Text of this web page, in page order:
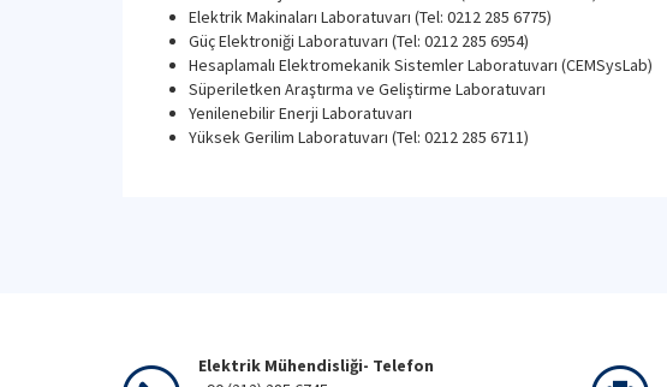
Elektrik Makinaları Laboratuvarı (Tel: 0212 285 6775)
Güç Elektroniği Laboratuvarı (Tel: 0212 285 6954)
Hesaplamalı Elektromekanik Sistemler Laboratuvarı (CEMSysLab)
Süperiletken Araştırma ve Geliştirme Laboratuvarı
Yenilenebilir Enerji Laboratuvarı
Yüksek Gerilim Laboratuvarı (Tel: 0212 285 6711)
Elektrik Mühendisliği- Telefon